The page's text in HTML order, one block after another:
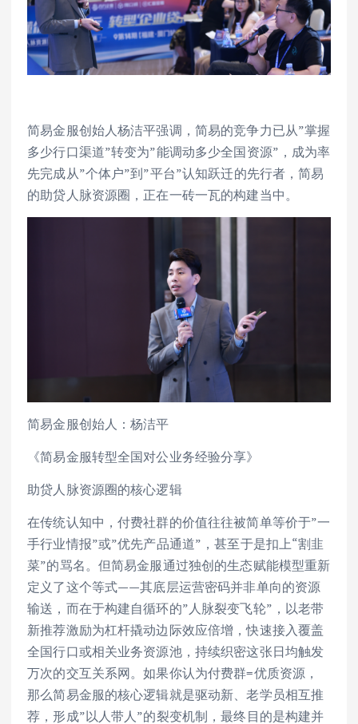
简易金服创始人杨洁平强调，简易的竞争力已从”掌握
多少行口渠道”转变为”能调动多少全国资源”，成为率
先完成从”个体户”到”平台”认知跃迁的先行者，简易
的助贷人脉资源圈，正在一砖一瓦的构建当中。
简易金服创始人：杨洁平
《简易金服转型全国对公业务经验分享》
助贷人脉资源圈的核心逻辑
在传统认知中，付费社群的价值往往被简单等价于”一
手行业情报”或”优先产品通道”，甚至于是扣上“割韭
菜”的骂名。但简易金服通过独创的生态赋能模型重新
定义了这个等式——其底层运营密码并非单向的资源
输送，而在于构建自循环的”人脉裂变飞轮”，以老带
新推荐激励为杠杆撬动边际效应倍增，快速接入覆盖
全国行口或相关业务资源池，持续织密这张日均触发
万次的交互关系网。如果你认为付费群=优质资源，
那么简易金服的核心逻辑就是驱动新、老学员相互推
荐，形成”以人带人”的裂变机制，最终目的是构建并